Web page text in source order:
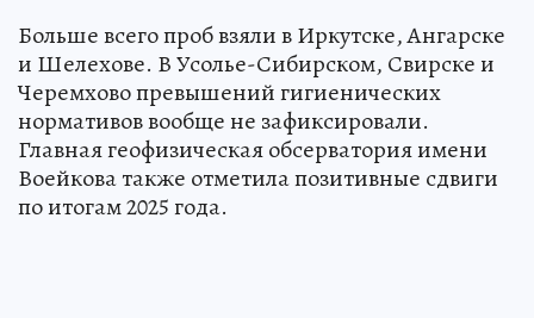
Больше всего проб взяли в Иркутске, Ангарске
и Шелехове. В Усолье-Сибирском, Свирске и
Черемхово превышений гигиенических
нормативов вообще не зафиксировали.
Главная геофизическая обсерватория имени
Воейкова также отметила позитивные сдвиги
по итогам 2025 года.